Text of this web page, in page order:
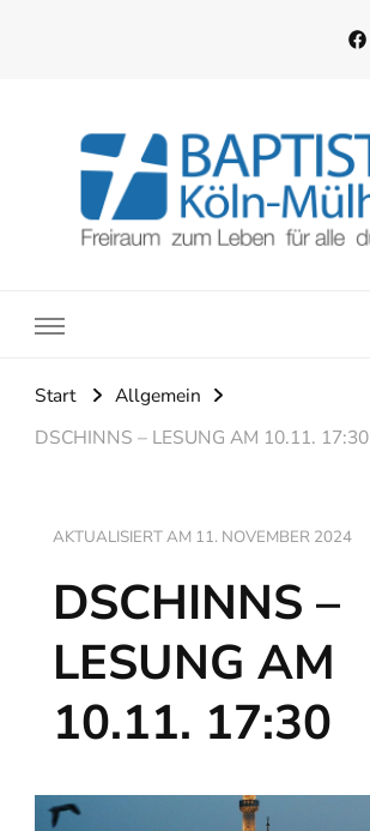
Start
Allgemein
DSCHINNS – LESUNG AM 10.11. 17:30
AKTUALISIERT AM 11. NOVEMBER 2024
DSCHINNS –
LESUNG AM
10.11. 17:30